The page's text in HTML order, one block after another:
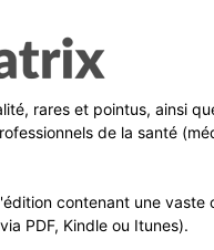
rares et pointus, ainsi
de la santé
contenant une
PDF, Kindle ou Itunes).